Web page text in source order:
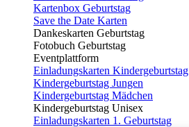
Kartenbox Geburtstag
Save the Date Karten
Dankeskarten Geburtstag
Fotobuch Geburtstag
Eventplattform
Einladungskarten Kindergeburtstag
Kindergeburtstag Jungen
Kindergeburtstag Mädchen
Kindergeburtstag Unisex
Einladungskarten 1. Geburtstag